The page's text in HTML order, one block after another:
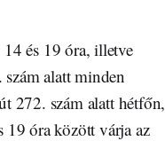
és 19 óra, illetve
szám alatt minden
272. szám alatt hétfőn,
19 óra között várja az